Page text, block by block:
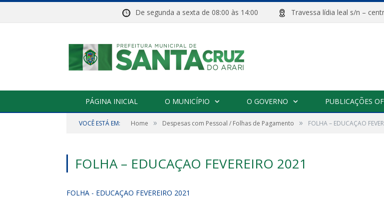
De segunda a sexta de 08:00 às 14:00 Travessa lídia leal s/n –
PÁGINA INICIAL O MUNICÍPIO O GOVERNO PUBLICAÇÕES
VOCÊ ESTÁ EM: Home » Despesas com Pessoal / Folhas de Pagamento » FOLHA – EDUCAÇAO
FOLHA – EDUCAÇAO FEVEREIRO 2021
FOLHA - EDUCAÇAO FEVEREIRO 2021